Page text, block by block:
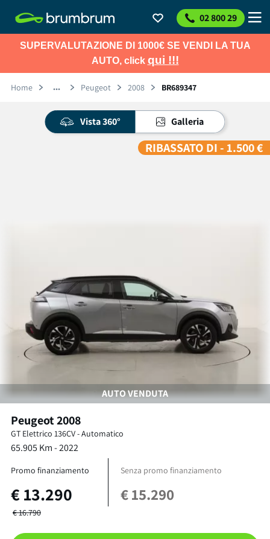
02 800 29
SUPERVALUTAZIONE DI 1000€ SE VENDI LA TUA
AUTO, click qui !!!
Home Peugeot 2008 BR689347
Vista 360° Galleria
RIBASSATO DI - 1.500 €
AUTO VENDUTA
Peugeot2008
GT Elettrico 136CV-Automatico
65.905 Km -2022
Promo finanziamento
€13.290
Senza promo finanziamento
€15.290
€16.790